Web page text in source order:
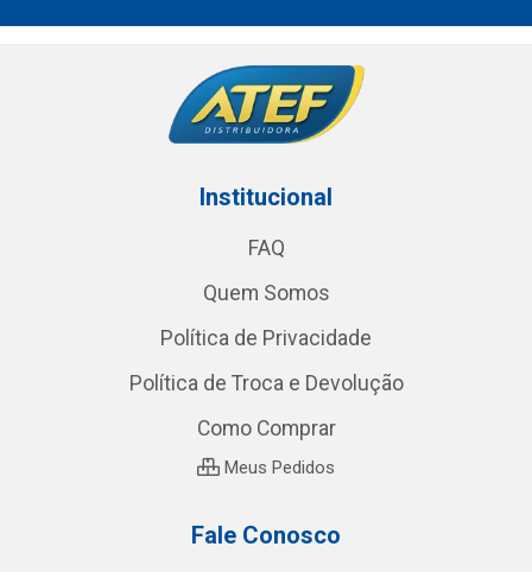
Institucional
FAQ
Quem Somos
Política de Privacidade
Política de Troca e Devolução
Como Comprar
Meus Pedidos
Fale Conosco